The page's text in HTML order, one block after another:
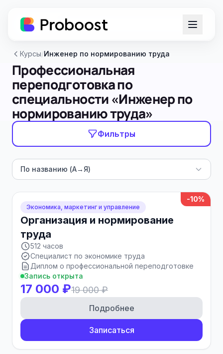
Курсы/Инженер по нормированию труда
Профессиональная
переподготовка по
специальности «Инженер по
нормированию труда»
Фильтры
По названию (А→Я)
-10%
Экономика, маркетинг и управление
Организация и нормирование
труда
512 часов
Специалист по экономике труда
Диплом о профессиональной переподготовке
Запись открыта
17 000 ₽19 000 ₽
Подробнее
Записаться